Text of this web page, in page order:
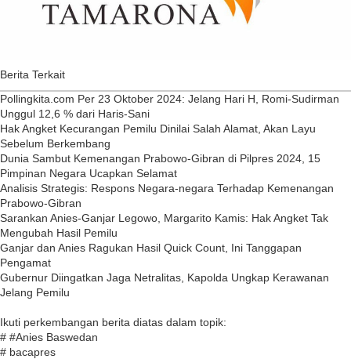
Berita Terkait
Pollingkita.com Per 23 Oktober 2024: Jelang Hari H, Romi-Sudirman
Unggul 12,6 % dari Haris-Sani
Hak Angket Kecurangan Pemilu Dinilai Salah Alamat, Akan Layu
Sebelum Berkembang
Dunia Sambut Kemenangan Prabowo-Gibran di Pilpres 2024, 15
Pimpinan Negara Ucapkan Selamat
Analisis Strategis: Respons Negara-negara Terhadap Kemenangan
Prabowo-Gibran
Sarankan Anies-Ganjar Legowo, Margarito Kamis: Hak Angket Tak
Mengubah Hasil Pemilu
Ganjar dan Anies Ragukan Hasil Quick Count, Ini Tanggapan
Pengamat
Gubernur Diingatkan Jaga Netralitas, Kapolda Ungkap Kerawanan
Jelang Pemilu
Ikuti perkembangan berita diatas dalam topik:
# #Anies Baswedan
# bacapres